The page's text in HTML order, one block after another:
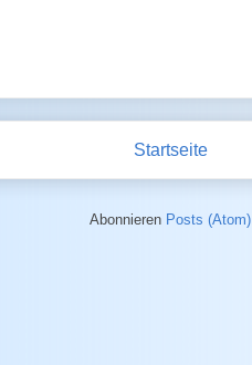
Startseite
Abonnieren Posts (Atom)